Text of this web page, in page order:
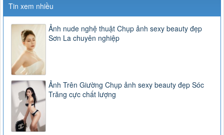
Tin xem nhiều
Ảnh nude nghệ thuật Chụp ảnh sexy beauty đẹp
Sơn La chuyên nghiệp
Ảnh Trên Giường Chụp ảnh sexy beauty đẹp Sóc
Trăng cực chất lượng